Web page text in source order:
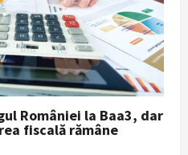
României la Baa3, dar
fiscală rămâne